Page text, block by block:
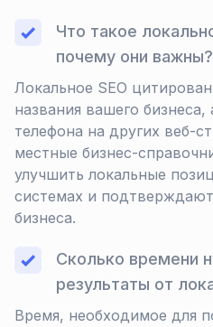
Что такое
почему они важны?
Локальное SEO
названия вашего
телефона на других веб-
местные бизнес-
улучшить локальные
системах и
бизнеса.
Сколько времени
результаты от
Время, необходимое для